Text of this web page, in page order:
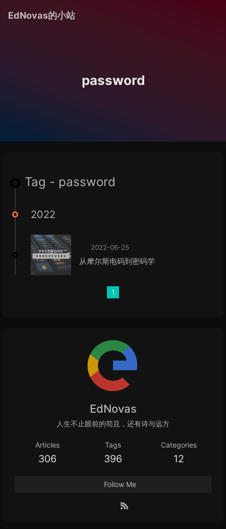
EdNovas的小站
password
Tag - password
2022
2022-06-25
从摩尔斯电码到密码学
1
EdNovas
人生不止眼前的苟且，还有诗与远方
Articles
306
Tags
396
Categories
12
Follow Me